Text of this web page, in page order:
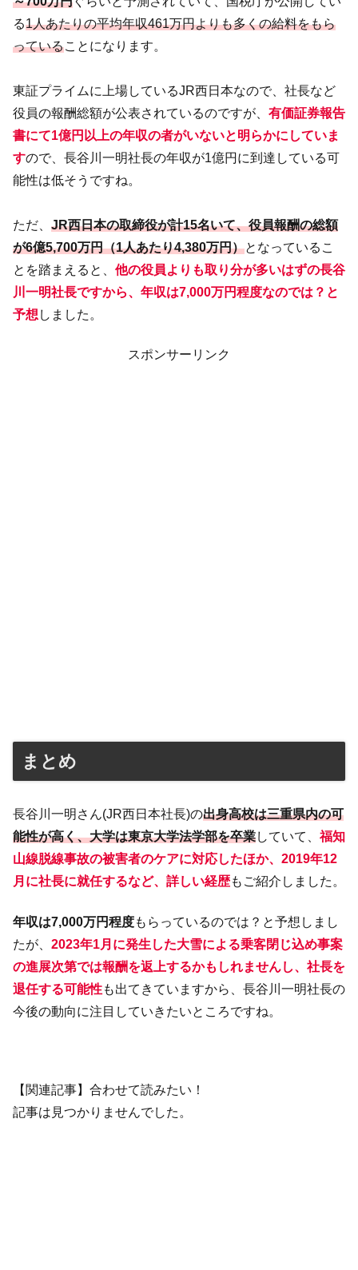
る1人あたりの平均年収461万円よりも多くの給料をもら
っていることになります。
東証プライムに上場しているJR西日本なので、社長など
役員の報酬総額が公表されているのですが、 有価証券報告
書にて1億円以上の年収の者がいないと明らかにしていま
すので、長谷川一明社長の年収が1億円に到達している可
能性は低そうですね。
ただ、 JR西日本の取締役が計15名いて、役員報酬の総額
が6億5,700万円（1人あたり4,380万円）となっているこ
とを踏まえると、 他の役員よりも取り分が多いはずの長谷
川一明社長ですから、年収は7,000万円程度なのでは？と
予想 しました。
スポンサーリンク
まとめ
長谷川一明さん(JR西日本社長)の出身高校は三重県内の可
能性が高く、大学は東京大学法学部を卒業していて、福知
山線脱線事故の被害者のケアに対応したほか、2019年12
月に社長に就任するなど、詳しい経歴もご紹介しました。
年収は7,000万円程度もらっているのでは？と予想しまし
たが、 2023年1月に発生した大雪による乗客閉じ込め事案
の進展次第では報酬を返上するかもしれませんし、社長を
退任する可能性も出てきていますから、長谷川一明社長の
今後の動向に注目していきたいところですね。
【関連記事】合わせて読みたい！
記事は見つかりませんでした。